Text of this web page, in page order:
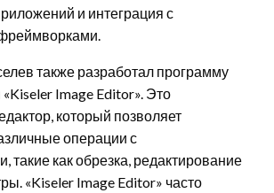
и интеграция с
также разработал программу
Image Editor». Это
который позволяет
операции с
такие как обрезка, редактирование
«Kiseler Image Editor» часто